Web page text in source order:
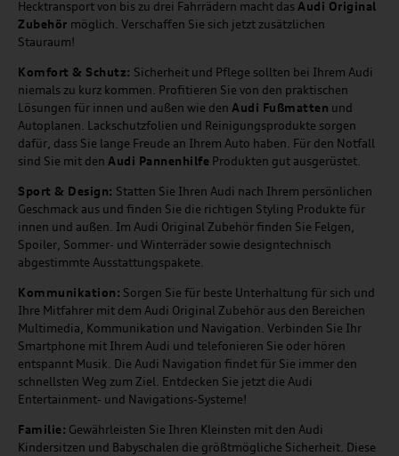
Hecktransport von bis zu drei Fahrrädern macht das Audi Original
Zubehör möglich. Verschaffen Sie sich jetzt zusätzlichen
Stauraum!
Komfort & Schutz: Sicherheit und Pflege sollten bei Ihrem Audi
niemals zu kurz kommen. Profitieren Sie von den praktischen
Lösungen für innen und außen wie den Audi Fußmatten und
Autoplanen. Lackschutzfolien und Reinigungsprodukte sorgen
dafür, dass Sie lange Freude an Ihrem Auto haben. Für den Notfall
sind Sie mit den Audi Pannenhilfe Produkten gut ausgerüstet.
Sport & Design: Statten Sie Ihren Audi nach Ihrem persönlichen
Geschmack aus und finden Sie die richtigen Styling Produkte für
innen und außen. Im Audi Original Zubehör finden Sie Felgen,
Spoiler, Sommer- und Winterräder sowie designtechnisch
abgestimmte Ausstattungspakete.
Kommunikation: Sorgen Sie für beste Unterhaltung für sich und
Ihre Mitfahrer mit dem Audi Original Zubehör aus den Bereichen
Multimedia, Kommunikation und Navigation. Verbinden Sie Ihr
Smartphone mit Ihrem Audi und telefonieren Sie oder hören
entspannt Musik. Die Audi Navigation findet für Sie immer den
schnellsten Weg zum Ziel. Entdecken Sie jetzt die Audi
Entertainment- und Navigations-Systeme!
Familie: Gewährleisten Sie Ihren Kleinsten mit den Audi
Kindersitzen und Babyschalen die größtmögliche Sicherheit. Diese